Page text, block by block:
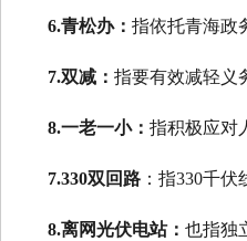
6.青松办： 指依托青海政
7.双减： 指要有效减轻义
8.一老一小： 指积极应对
7.330双回路 ：指330千
8.离网光伏电站： 也指独